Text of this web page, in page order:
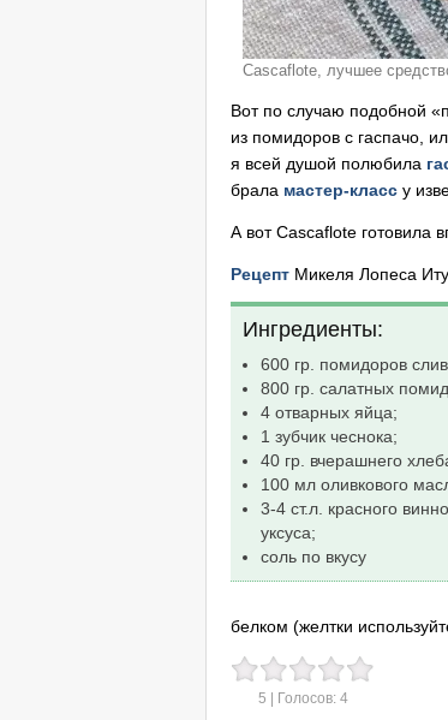
Cascaflote, лучшее
Вот по случаю подобной
из помидоров с гаспачо,
я всей душой полюбила
брала мастер-класс у
А вот Cascaflote готовила
Рецепт Микеля Лопеса
Ингредиенты:
600 гр. помидоров
800 гр. салатных
4 отварных яйца;
1 зубчик чеснока;
40 гр. вчерашнего
100 мл оливкового
3-4 ст.л. красного
уксуса;
соль по вкусу
белком (желтки
5 | Голосов: 4